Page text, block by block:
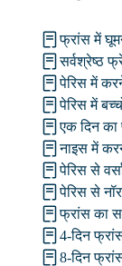
फ्रांस में
सर्वश्रेष्ठ
पेरिस में
पेरिस में
एक दिन का
नाइस में
पेरिस से
पेरिस से
फ्रांस का
4-दिन
8-दिन